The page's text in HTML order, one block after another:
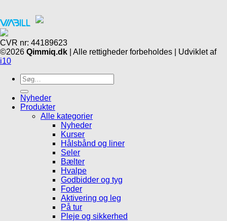
CVR nr: 44189623
©2026 Qimmiq.dk | Alle rettigheder forbeholdes | Udviklet af
i10
Søg
efter:
Nyheder
Produkter
Alle kategorier
Nyheder
Kurser
Hålsbånd og liner
Seler
Bælter
Hvalpe
Godbidder og tyg
Foder
Aktivering og leg
På tur
Pleje og sikkerhed